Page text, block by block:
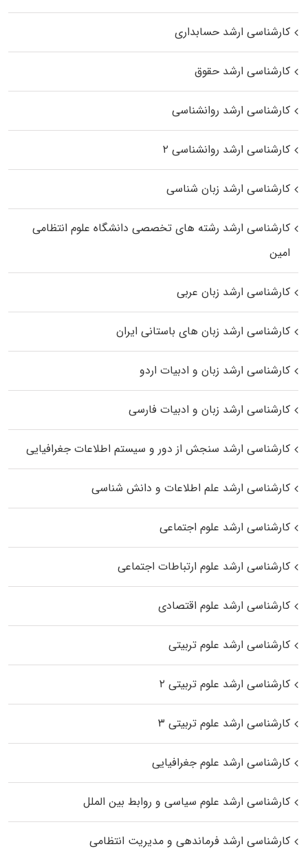
کارشناسی ارشد حسابداری
کارشناسی ارشد حقوق
کارشناسی ارشد روانشناسی
کارشناسی ارشد روانشناسی ۲
کارشناسی ارشد زبان شناسی
کارشناسی ارشد رﺷﺘﻪ ﻫﺎی تخصصی داﻧﺸﮕﺎه ﻋﻠﻮم انتظامی
اﻣﻴﻦ
کارشناسی ارشد زبان عربی
کارشناسی ارشد زبان‌ های باستانی ایران
کارشناسی ارشد زبان و ادبیات اردو
کارشناسی ارشد زبان و ادبیات فارسی
کارشناسی ارشد سنجش از دور و سیستم اطلاعات جغرافیایی
کارشناسی ارشد علم اطلاعات و دانش شناسی
کارشناسی ارشد علوم اجتماعی
کارشناسی ارشد علوم ارتباطات اجتماعی
کارشناسی ارشد علوم اقتصادی
کارشناسی ارشد علوم تربیتی
کارشناسی ارشد علوم تربیتی ۲
کارشناسی ارشد علوم تربیتی ۳
کارشناسی ارشد علوم جغرافیایی
کارشناسی ارشد علوم سیاسی و روابط بین الملل
کارشناسی ارشد فرماندهی و مدیریت انتظامی